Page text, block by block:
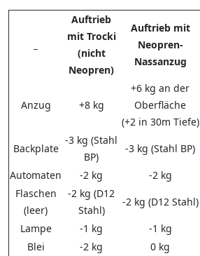
Auftrieb
mit Trocki
(nicht
Neopren)
Auftrieb mit
Neopren-
Nassanzug
Anzug +8 kg
+6 kg an der
Oberfläche
(+2 in 30m Tiefe)
Backplate
-3 kg (Stahl
BP)
-3 kg (Stahl BP)
Automaten
-2 kg -2 kg
Flaschen
(leer)
-2 kg (D12
Stahl)
-2 kg (D12 Stahl)
Lampe
-1 kg -1 kg
Blei
-2 kg 0 kg